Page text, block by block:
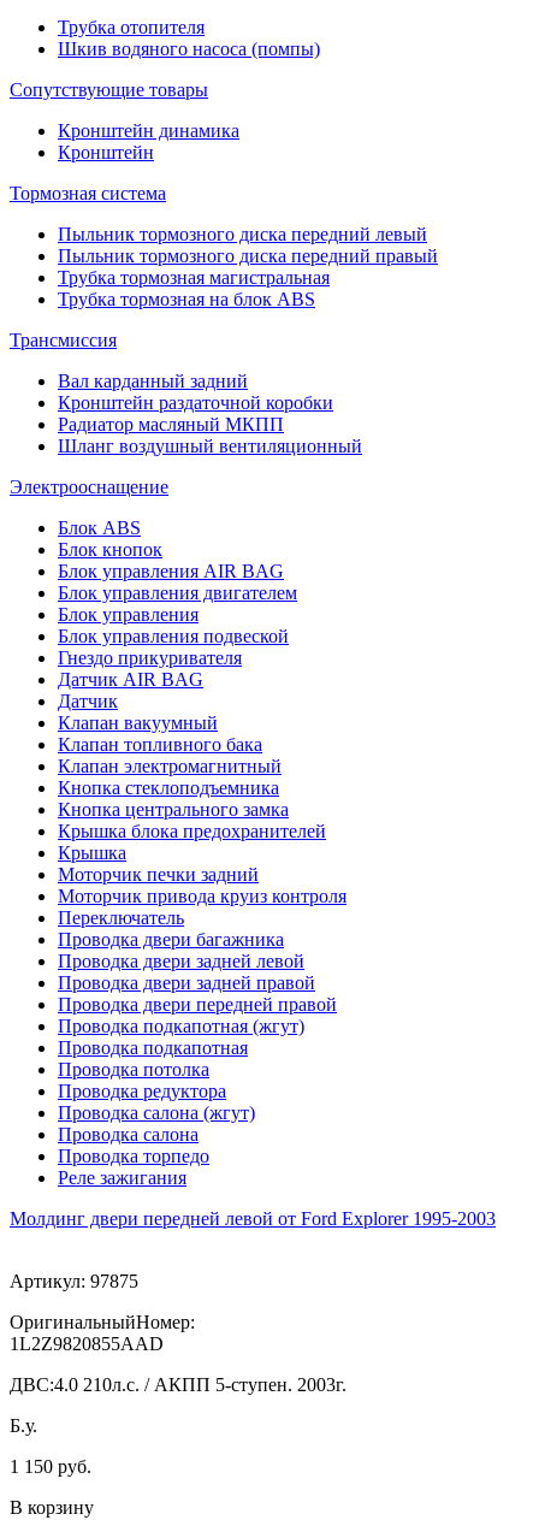
Трубка отопителя
Шкив водяного насоса (помпы)
Сопутствующие товары
Кронштейн динамика
Кронштейн
Тормозная система
Пыльник тормозного диска передний левый
Пыльник тормозного диска передний правый
Трубка тормозная магистральная
Трубка тормозная на блок ABS
Трансмиссия
Вал карданный задний
Кронштейн раздаточной коробки
Радиатор масляный МКПП
Шланг воздушный вентиляционный
Электрооснащение
Блок ABS
Блок кнопок
Блок управления AIR BAG
Блок управления двигателем
Блок управления
Блок управления подвеской
Гнездо прикуривателя
Датчик AIR BAG
Датчик
Клапан вакуумный
Клапан топливного бака
Клапан электромагнитный
Кнопка стеклоподъемника
Кнопка центрального замка
Крышка блока предохранителей
Крышка
Моторчик печки задний
Моторчик привода круиз контроля
Переключатель
Проводка двери багажника
Проводка двери задней левой
Проводка двери задней правой
Проводка двери передней правой
Проводка подкапотная (жгут)
Проводка подкапотная
Проводка потолка
Проводка редуктора
Проводка салона (жгут)
Проводка салона
Проводка торпедо
Реле зажигания
Молдинг двери передней левой от Ford Explorer 1995-2003
Артикул: 97875
ОригинальныйНомер:
1L2Z9820855AAD
ДВС:4.0 210л.с. / АКПП 5-ступен. 2003г.
Б.у.
1 150 руб.
В корзину